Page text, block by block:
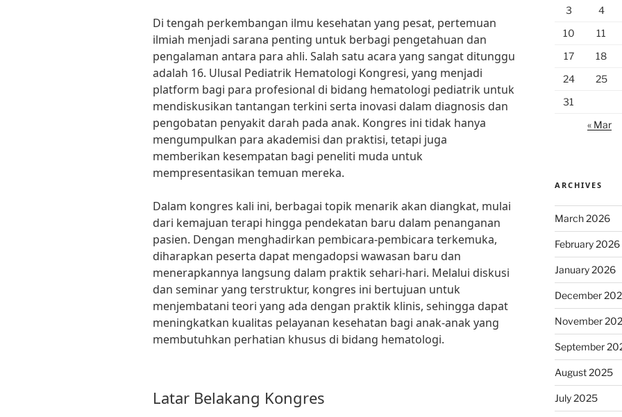
Di tengah perkembangan ilmu kesehatan yang pesat, pertemuan
ilmiah menjadi sarana penting untuk berbagi pengetahuan dan
pengalaman antara para ahli. Salah satu acara yang sangat ditunggu
adalah 16. Ulusal Pediatrik Hematologi Kongresi, yang menjadi
platform bagi para profesional di bidang hematologi pediatrik untuk
mendiskusikan tantangan terkini serta inovasi dalam diagnosis dan
pengobatan penyakit darah pada anak. Kongres ini tidak hanya
mengumpulkan para akademisi dan praktisi, tetapi juga
memberikan kesempatan bagi peneliti muda untuk
mempresentasikan temuan mereka.
Dalam kongres kali ini, berbagai topik menarik akan diangkat, mulai
dari kemajuan terapi hingga pendekatan baru dalam penanganan
pasien. Dengan menghadirkan pembicara-pembicara terkemuka,
diharapkan peserta dapat mengadopsi wawasan baru dan
menerapkannya langsung dalam praktik sehari-hari. Melalui diskusi
dan seminar yang terstruktur, kongres ini bertujuan untuk
menjembatani teori yang ada dengan praktik klinis, sehingga dapat
meningkatkan kualitas pelayanan kesehatan bagi anak-anak yang
membutuhkan perhatian khusus di bidang hematologi.
Latar Belakang Kongres
3
4
10
11
17
18
24
25
31
« Mar
ARCHIVES
March 2026
February 2026
January 2026
December
November
September
August 2025
July 2025